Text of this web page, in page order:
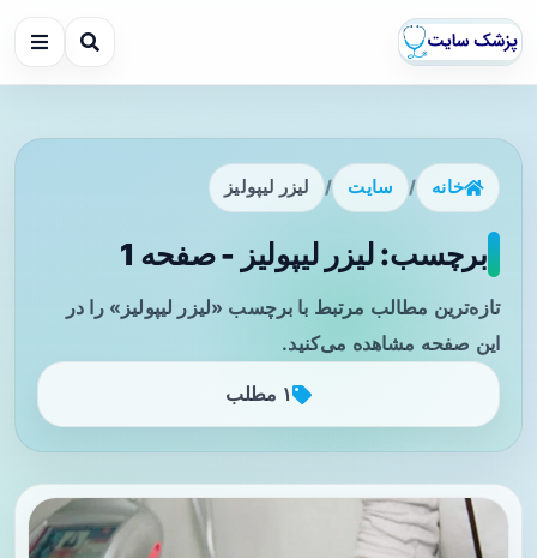
خانه / سایت / لیزر لیپولیز
برچسب: لیزر لیپولیز - صفحه 1
تازه‌ترین مطالب مرتبط با برچسب «لیزر لیپولیز» را در
این صفحه مشاهده می‌کنید.
۱ مطلب